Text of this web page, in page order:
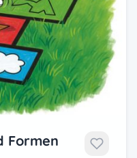
Formen